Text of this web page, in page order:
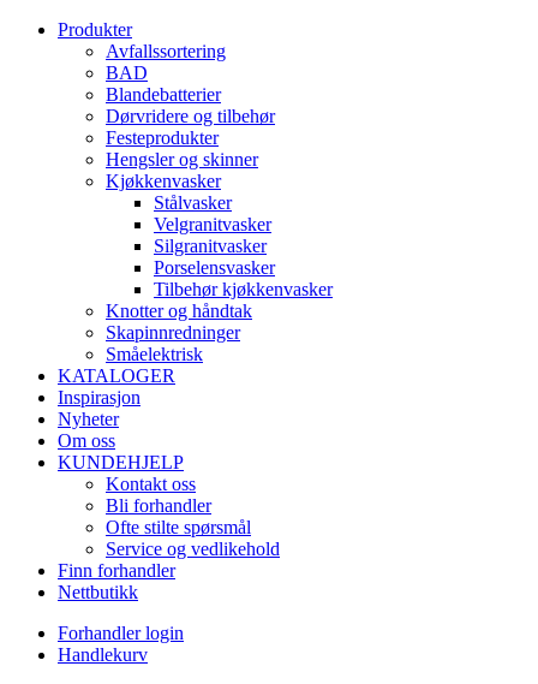
Produkter
Avfallssortering
BAD
Blandebatterier
Dørvridere og tilbehør
Festeprodukter
Hengsler og skinner
Kjøkkenvasker
Stålvasker
Velgranitvasker
Silgranitvasker
Porselensvasker
Tilbehør kjøkkenvasker
Knotter og håndtak
Skapinnredninger
Småelektrisk
KATALOGER
Inspirasjon
Nyheter
Om oss
KUNDEHJELP
Kontakt oss
Bli forhandler
Ofte stilte spørsmål
Service og vedlikehold
Finn forhandler
Nettbutikk
Forhandler login
Handlekurv